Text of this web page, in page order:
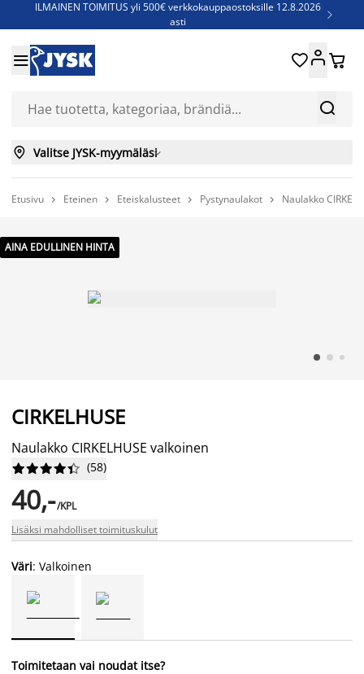
ILMAINEN TOIMITUS yli 500€ verkkokauppaostoksille 12.8.2026
asti

Jenkkisänkyjä - Säästä jopa 60%


 
 Valitse JYSK-myymäläsi
Etusivu  Eteinen  Eteiskalusteet  Pystynaulakot  Naulakko
AINA EDULLINEN HINTA
CIRKELHUSE
Naulakko CIRKELHUSE valkoinen





 (58)
40,-/KPL
Lisäksi mahdolliset toimituskulut
Väri: Valkoinen
Toimitetaan vai noudat itse?